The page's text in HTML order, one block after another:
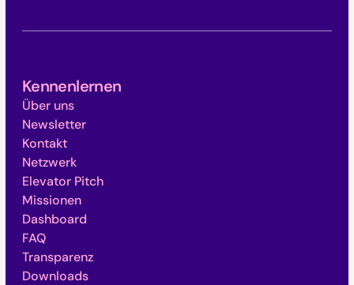
Kennenlernen
Über uns
Newsletter
Kontakt
Netzwerk
Elevator Pitch
Missionen
Dashboard
FAQ
Transparenz
Downloads